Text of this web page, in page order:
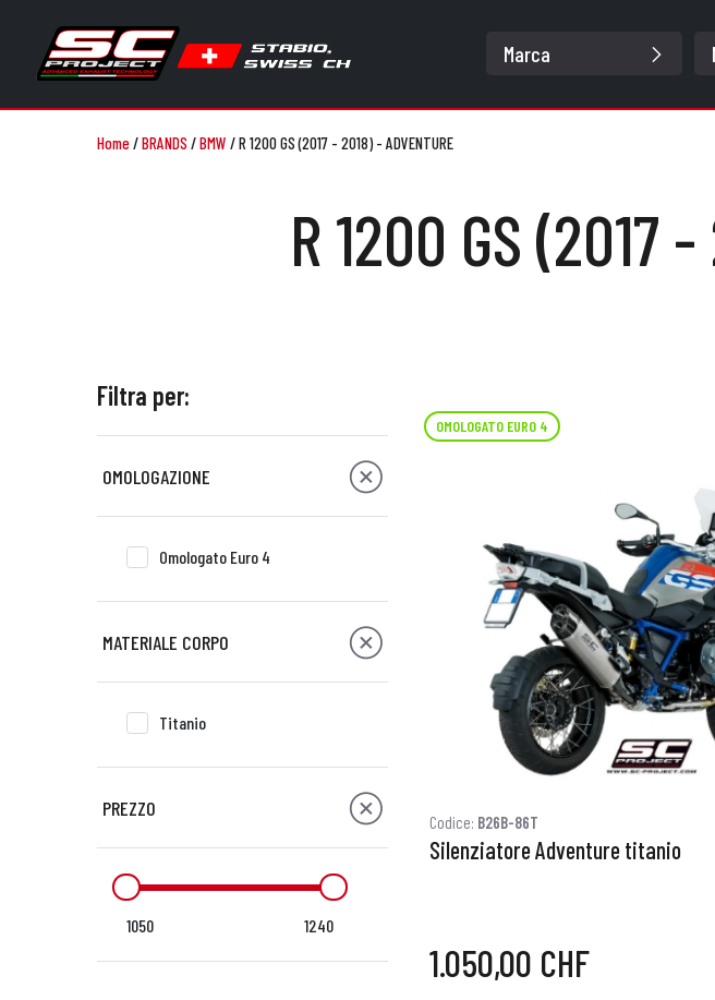
Home/BRANDS /BMW /R 1200 GS (2017 - 2018) - ADVENTURE
R 1200 GS (2017
Filtra per:
OMOLOGAZIONE
Omologato Euro 4
MATERIALE CORPO
Titanio
PREZZO
1050 1240
OMOLOGATO EURO 4
Codice: B26B-86T
Silenziatore Adventure titanio
1.050,00 CHF